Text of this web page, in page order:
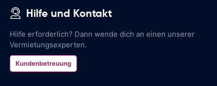
Hilfe und Kontakt
Hilfe erforderlich? Dann wende dich an einen unserer
Vermietungsexperten.
Kundenbetreuung